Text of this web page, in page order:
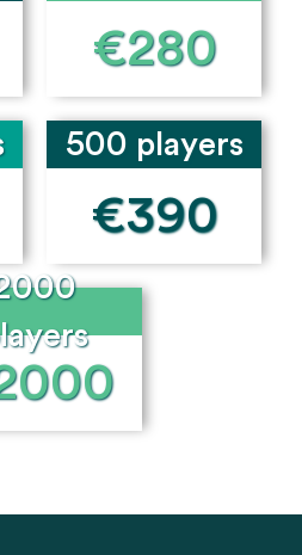
€280
500 players
€390